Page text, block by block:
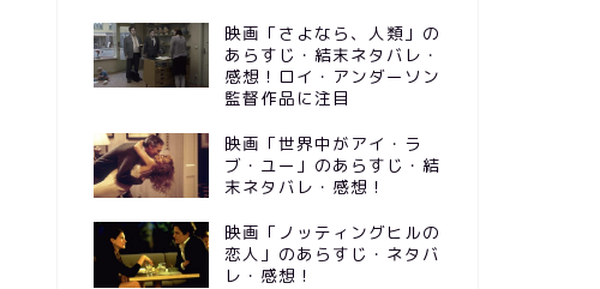
映画「さよなら、人類」の
あらすじ・結末ネタバレ・
感想！ロイ・アンダーソン
監督作品に注目
映画「世界中がアイ・ラ
ブ・ユー」のあらすじ・結
末ネタバレ・感想！
映画「ノッティングヒルの
恋人」のあらすじ・ネタバ
レ・感想！